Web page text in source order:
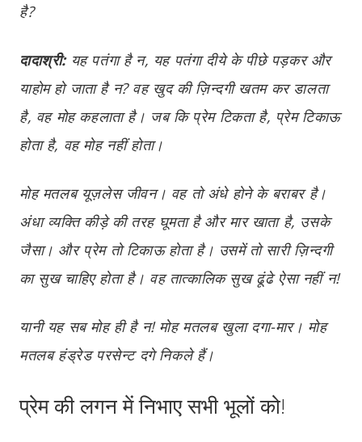
है?
दादाश्री: यह पतंगा है न, यह पतंगा दीये के पीछे पड़कर और
याहोम हो जाता है न? वह खुद की ज़िन्दगी खतम कर डालता
है, वह मोह कहलाता है। जब कि प्रेम टिकता है, प्रेम टिकाऊ
होता है, वह मोह नहीं होता।
मोह मतलब यूज़लेस जीवन। वह तो अंधे होने के बराबर है।
अंधा व्यक्ति कीड़े की तरह घूमता है और मार खाता है, उसके
जैसा। और प्रेम तो टिकाऊ होता है। उसमें तो सारी ज़िन्दगी
का सुख चाहिए होता है। वह तात्कालिक सुख ढूंढे ऐसा नहीं न!
यानी यह सब मोह ही है न! मोह मतलब खुला दगा-मार। मोह
मतलब हंड्रेड परसेन्ट दगे निकले हैं।
प्रेम की लगन में निभाए सभी भूलों को!